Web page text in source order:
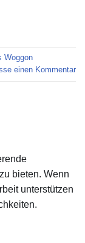
Woggon
einen Kommentar
bieten. Wenn
unterstützen